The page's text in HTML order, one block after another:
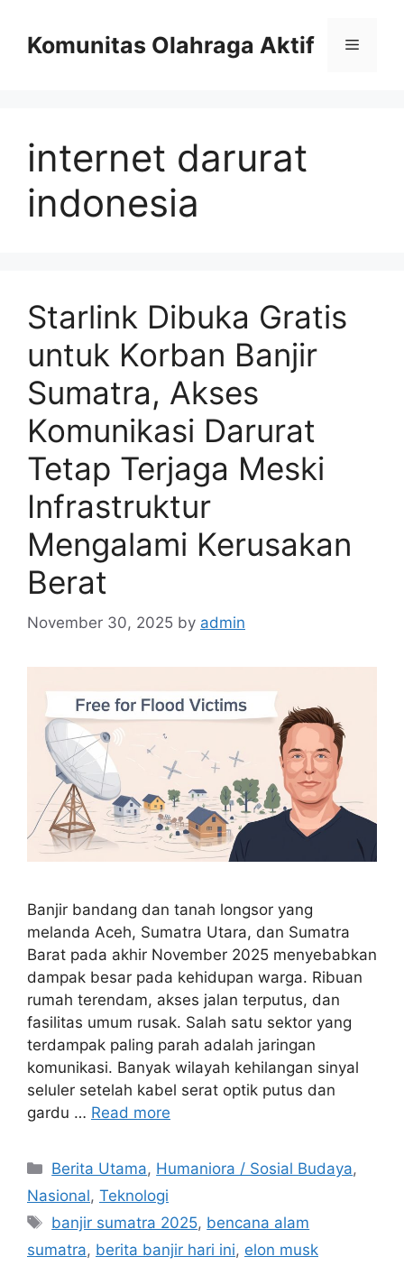
contentKomunitas Olahraga Aktif Menu
internet darurat
indonesia
Starlink Dibuka Gratis
untuk Korban Banjir
Sumatra, Akses
Komunikasi Darurat
Tetap Terjaga Meski
Infrastruktur
Mengalami Kerusakan
Berat
November 30, 2025 by admin
Banjir bandang dan tanah longsor yang
melanda Aceh, Sumatra Utara, dan Sumatra
Barat pada akhir November 2025 menyebabkan
dampak besar pada kehidupan warga. Ribuan
rumah terendam, akses jalan terputus, dan
fasilitas umum rusak. Salah satu sektor yang
terdampak paling parah adalah jaringan
komunikasi. Banyak wilayah kehilangan sinyal
seluler setelah kabel serat optik putus dan
gardu … Read more
C
a
e
g
Berita Utama, Humaniora / Sosial Budaya,
Nasional, Teknologi
T
a
banjir sumatra 2025, bencana alam
sumatra, berita banjir hari ini, elon musk